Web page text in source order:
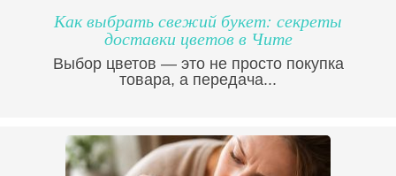
Как выбрать свежий букет: секреты
доставки цветов в Чите
Выбор цветов — это не просто покупка
товара, а передача...